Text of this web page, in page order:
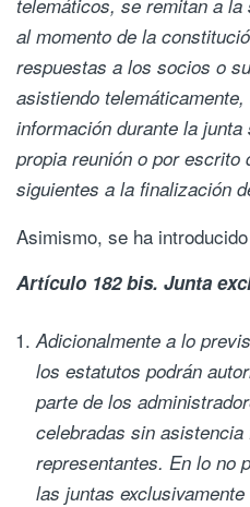
telemáticos, se remitan a
al momento de la
respuestas a los socios o
asistiendo
información durante la
propia reunión o por escrito
siguientes a la finalización
Asimismo, se ha
Artículo 182 bis. Junta
Adicionalmente a lo
los estatutos podrán
parte de los
celebradas sin
representantes. En lo no
las juntas